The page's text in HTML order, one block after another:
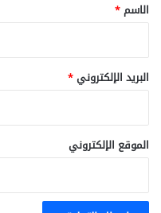
*
الاسم*
البريد الإلكتروني*
الموقع الإلكتروني